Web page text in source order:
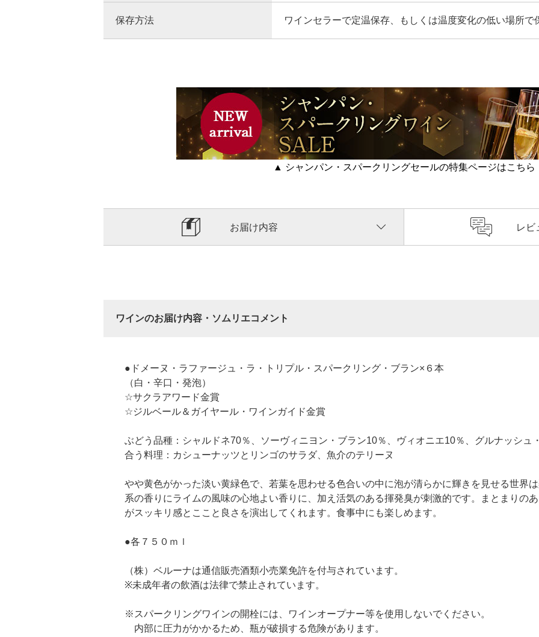
保存方法 ワインセラーで定温保存、もしくは温度変化の低い場所で
▲ シャンパン・スパークリングセールの特集ページはこちら
お届け内容 レビ
ワインのお届け内容・ソムリエコメント
●ドメーヌ・ラファージュ・ラ・トリプル・スパークリング・ブラン×６本
（白・辛口・発泡）
☆サクラアワード金賞
☆ジルベール＆ガイヤール・ワインガイド金賞
ぶどう品種：シャルドネ70％、ソーヴィニヨン・ブラン10％、ヴィオニエ10％、グルナッシュ
合う料理：カシューナッツとリンゴのサラダ、魚介のテリーヌ
やや黄色がかった淡い黄緑色で、若葉を思わせる色合いの中に泡が清らかに輝きを見せる世界
系の香りにライムの風味の心地よい香りに、加え活気のある揮発臭が刺激的です。まとまりの
がスッキリ感とここと良さを演出してくれます。食事中にも楽しめます。
●各７５０ｍｌ
（株）ベルーナは通信販売酒類小売業免許を付与されています。
※未成年者の飲酒は法律で禁止されています。
※スパークリングワインの開栓には、ワインオープナー等を使用しないでください。
内部に圧力がかかるため、瓶が破損する危険があります。